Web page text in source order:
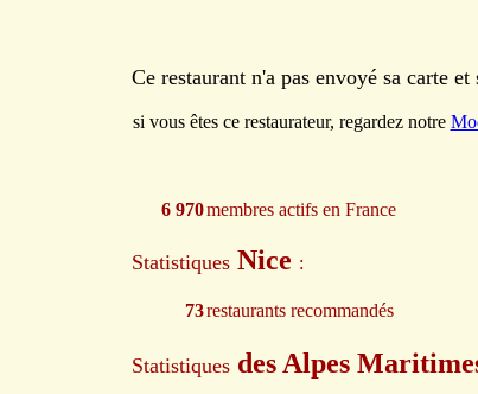
Ce restaurant n'a pas envoyé sa carte et
si vous êtes ce restaurateur, regardez notre
6 970membres actifs en France
Statistiques Nice :
73restaurants recommandés
Statistiques des Alpes